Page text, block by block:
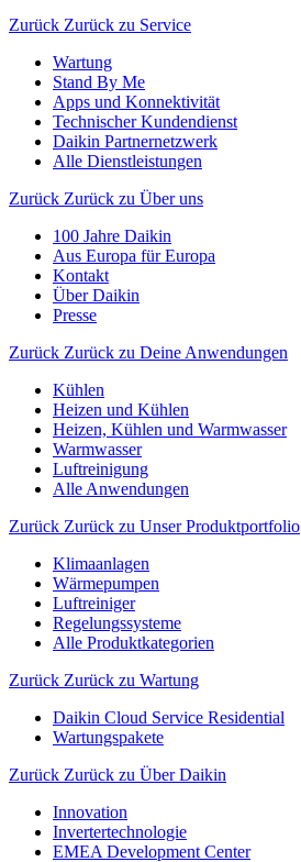
Zurück Zurück zu Service
Wartung
Stand By Me
Apps und Konnektivität
Technischer Kundendienst
Daikin Partnernetzwerk
Alle Dienstleistungen
Zurück Zurück zu Über uns
100 Jahre Daikin
Aus Europa für Europa
Kontakt
Über Daikin
Presse
Zurück Zurück zu Deine Anwendungen
Kühlen
Heizen und Kühlen
Heizen, Kühlen und Warmwasser
Warmwasser
Luftreinigung
Alle Anwendungen
Zurück Zurück zu Unser Produktportfolio
Klimaanlagen
Wärmepumpen
Luftreiniger
Regelungssysteme
Alle Produktkategorien
Zurück Zurück zu Wartung
Daikin Cloud Service Residential
Wartungspakete
Zurück Zurück zu Über Daikin
Innovation
Invertertechnologie
EMEA Development Center